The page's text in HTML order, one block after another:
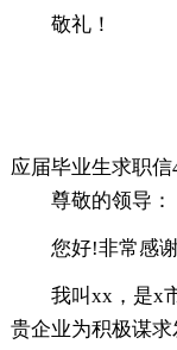
敬礼！
应届毕业生求职信
尊敬的领导：
您好!非常感
我叫xx，是x
贵企业为积极谋